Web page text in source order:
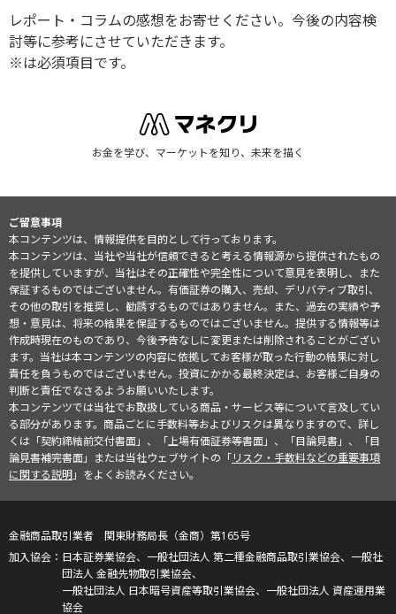
レポート・コラムの感想をお寄せください。今後の内容検
討等に参考にさせていただきます。
※は必須項目です。
お金を学び、マーケットを知り、未来を描く
ご留意事項
本コンテンツは、情報提供を目的として行っております。
本コンテンツは、当社や当社が信頼できると考える情報源から提供されたもの
を提供していますが、当社はその正確性や完全性について意見を表明し、また
保証するものではございません。有価証券の購入、売却、デリバティブ取引、
その他の取引を推奨し、勧誘するものではありません。また、過去の実績や予
想・意見は、将来の結果を保証するものではございません。提供する情報等は
作成時現在のものであり、今後予告なしに変更または削除されることがござい
ます。当社は本コンテンツの内容に依拠してお客様が取った行動の結果に対し
責任を負うものではございません。投資にかかる最終決定は、お客様ご自身の
判断と責任でなさるようお願いいたします。
本コンテンツでは当社でお取扱している商品・サービス等について言及してい
る部分があります。商品ごとに手数料等およびリスクは異なりますので、詳し
くは「契約締結前交付書面」、「上場有価証券等書面」、「目論見書」、「目
論見書補完書面」または当社ウェブサイトの「リスク・手数料などの重要事項
に関する説明」をよくお読みください。
金融商品取引業者 関東財務局長（金商）第165号
日本証券業協会、一般社団法人 第二種金融商品取引業協会、一般社
団法人 金融先物取引業協会、
一般社団法人 日本暗号資産等取引業協会、一般社団法人 資産運用業
協会